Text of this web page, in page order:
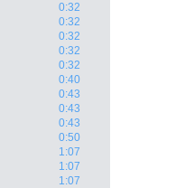
0:32
0:32
0:32
0:32
0:32
0:40
0:43
0:43
0:43
0:50
1:07
1:07
1:07